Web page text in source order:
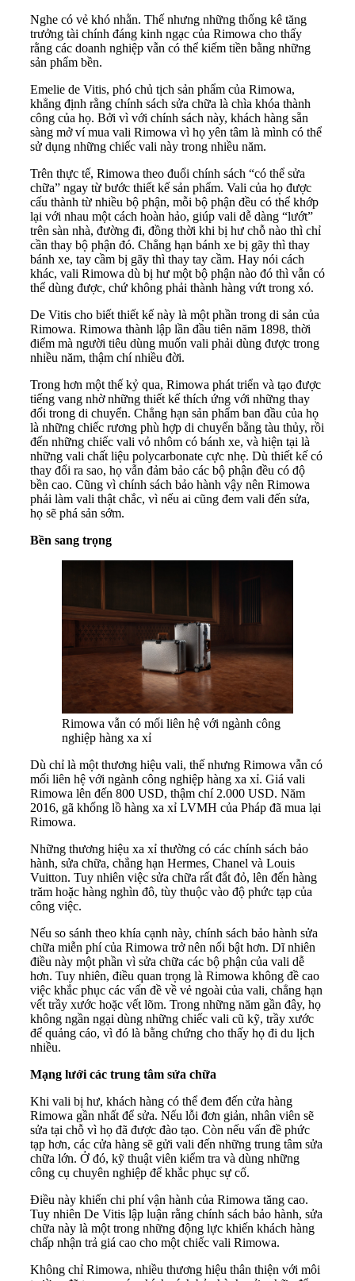
Nghe có vẻ khó nhằn. Thế nhưng những thống kê tăng
trưởng tài chính đáng kinh ngạc của Rimowa cho thấy
rằng các doanh nghiệp vẫn có thể kiếm tiền bằng những
sản phẩm bền.
Emelie de Vitis, phó chủ tịch sản phẩm của Rimowa,
khẳng định rằng chính sách sửa chữa là chìa khóa thành
công của họ. Bởi vì với chính sách này, khách hàng sẵn
sàng mở ví mua vali Rimowa vì họ yên tâm là mình có thể
sử dụng những chiếc vali này trong nhiều năm.
Trên thực tế, Rimowa theo đuổi chính sách “có thể sửa
chữa” ngay từ bước thiết kế sản phẩm. Vali của họ được
cấu thành từ nhiều bộ phận, mỗi bộ phận đều có thể khớp
lại với nhau một cách hoàn hảo, giúp vali dễ dàng “lướt”
trên sàn nhà, đường đi, đồng thời khi bị hư chỗ nào thì chỉ
cần thay bộ phận đó. Chẳng hạn bánh xe bị gãy thì thay
bánh xe, tay cầm bị gãy thì thay tay cầm. Hay nói cách
khác, vali Rimowa dù bị hư một bộ phận nào đó thì vẫn có
thể dùng được, chứ không phải thành hàng vứt trong xó.
De Vitis cho biết thiết kế này là một phần trong di sản của
Rimowa. Rimowa thành lập lần đầu tiên năm 1898, thời
điểm mà người tiêu dùng muốn vali phải dùng được trong
nhiều năm, thậm chí nhiều đời.
Trong hơn một thế kỷ qua, Rimowa phát triển và tạo được
tiếng vang nhờ những thiết kế thích ứng với những thay
đổi trong di chuyển. Chẳng hạn sản phẩm ban đầu của họ
là những chiếc rương phù hợp di chuyển bằng tàu thủy, rồi
đến những chiếc vali vỏ nhôm có bánh xe, và hiện tại là
những vali chất liệu polycarbonate cực nhẹ. Dù thiết kế có
thay đổi ra sao, họ vẫn đảm bảo các bộ phận đều có độ
bền cao. Cũng vì chính sách bảo hành vậy nên Rimowa
phải làm vali thật chắc, vì nếu ai cũng đem vali đến sửa,
họ sẽ phá sản sớm.
Bền sang trọng
Rimowa vẫn có mối liên hệ với ngành công
nghiệp hàng xa xỉ
Dù chỉ là một thương hiệu vali, thế nhưng Rimowa vẫn có
mối liên hệ với ngành công nghiệp hàng xa xỉ. Giá vali
Rimowa lên đến 800 USD, thậm chí 2.000 USD. Năm
2016, gã khổng lồ hàng xa xỉ LVMH của Pháp đã mua lại
Rimowa.
Những thương hiệu xa xỉ thường có các chính sách bảo
hành, sửa chữa, chẳng hạn Hermes, Chanel và Louis
Vuitton. Tuy nhiên việc sửa chữa rất đắt đỏ, lên đến hàng
trăm hoặc hàng nghìn đô, tùy thuộc vào độ phức tạp của
công việc.
Nếu so sánh theo khía cạnh này, chính sách bảo hành sửa
chữa miễn phí của Rimowa trở nên nổi bật hơn. Dĩ nhiên
điều này một phần vì sửa chữa các bộ phận của vali dễ
hơn. Tuy nhiên, điều quan trọng là Rimowa không đề cao
việc khắc phục các vấn đề về vẻ ngoài của vali, chẳng hạn
vết trầy xước hoặc vết lõm. Trong những năm gần đây, họ
không ngần ngại dùng những chiếc vali cũ kỹ, trầy xước
để quảng cáo, vì đó là bằng chứng cho thấy họ đi du lịch
nhiều.
Mạng lưới các trung tâm sửa chữa
Khi vali bị hư, khách hàng có thể đem đến cửa hàng
Rimowa gần nhất để sửa. Nếu lỗi đơn giản, nhân viên sẽ
sửa tại chỗ vì họ đã được đào tạo. Còn nếu vấn đề phức
tạp hơn, các cửa hàng sẽ gửi vali đến những trung tâm sửa
chữa lớn. Ở đó, kỹ thuật viên kiểm tra và dùng những
công cụ chuyên nghiệp để khắc phục sự cố.
Điều này khiến chi phí vận hành của Rimowa tăng cao.
Tuy nhiên De Vitis lập luận rằng chính sách bảo hành, sửa
chữa này là một trong những động lực khiến khách hàng
chấp nhận trả giá cao cho một chiếc vali Rimowa.
Không chỉ Rimowa, nhiều thương hiệu thân thiện với môi